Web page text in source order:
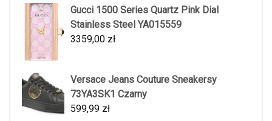
Gucci 1500 Series Quartz Pink Dial
Stainless Steel YA015559
3359,00 zł
Versace Jeans Couture Sneakersy
73YA3SK1 Czarny
599,99 zł